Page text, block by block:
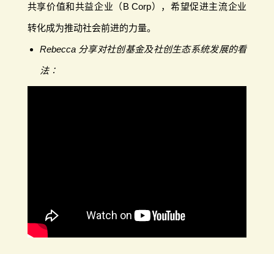
共享价值和共益企业（B Corp），希望促进主流企业
转化成为推动社会前进的力量。
Rebecca 分享对社创基金及社创生态系统发展的看
法∶